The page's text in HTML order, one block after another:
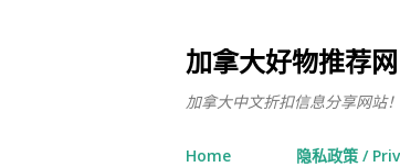
加拿大好物推荐网
加拿大中文折扣信息分享网站！
Home 隐私政策 /